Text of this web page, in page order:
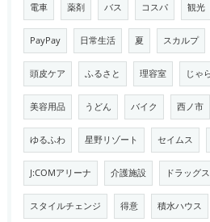
電車 薬剤 バス コスパ 観光
PayPay 日常生活 夏 スカルプ
頭皮ケア ふるさと 理容室 じゃ
美容用品 うどん バイク 西ノ市
ゆるふわ 星野リゾート セイムス
J:COMアリーナ 介護施設 ドラッグ
スタイルチェンジ 得意 積水ハウス